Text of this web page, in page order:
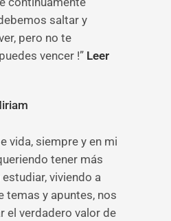
saltar y
pero no te
vencer !” Leer
vida, siempre y en mi
tener más
viviendo a
temas y apuntes, nos
el verdadero valor de